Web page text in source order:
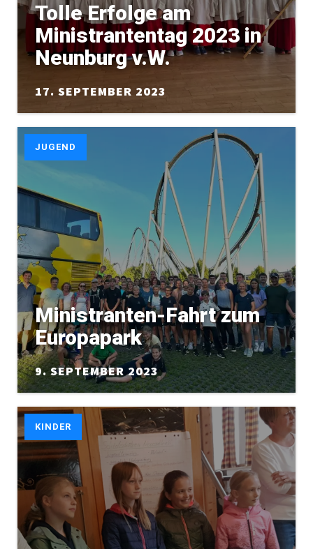
Tolle Erfolge am
Ministrantentag 2023 in
Neunburg v.W.
17. SEPTEMBER 2023
JUGEND
Ministranten-Fahrt zum
Europapark
9. SEPTEMBER 2023
KINDER